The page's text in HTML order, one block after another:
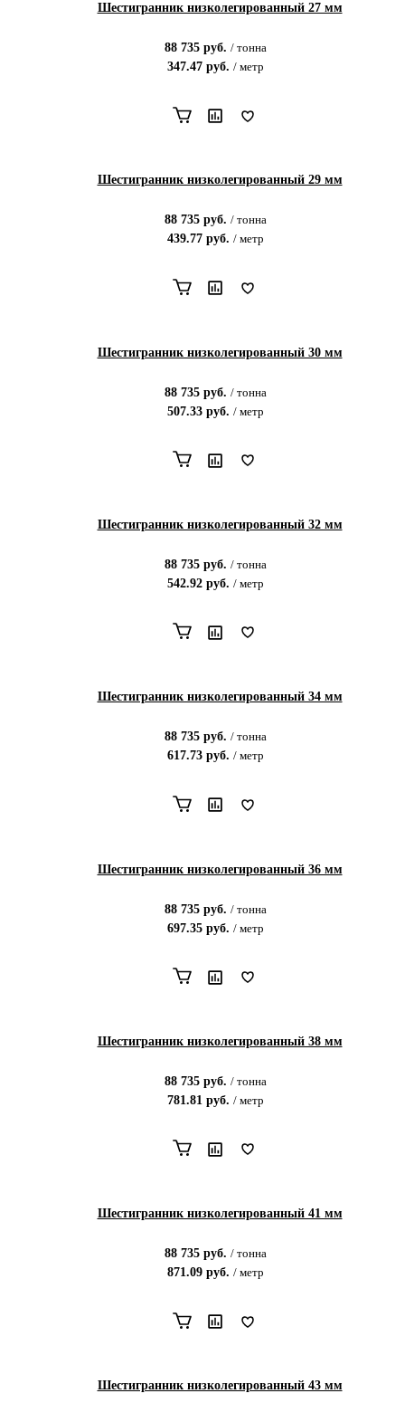
Шестигранник низколегированный 27 мм
88 735руб. / тонна
347.47руб. / метр
Шестигранник низколегированный 29 мм
88 735руб. / тонна
439.77руб. / метр
Шестигранник низколегированный 30 мм
88 735руб. / тонна
507.33руб. / метр
Шестигранник низколегированный 32 мм
88 735руб. / тонна
542.92руб. / метр
Шестигранник низколегированный 34 мм
88 735руб. / тонна
617.73руб. / метр
Шестигранник низколегированный 36 мм
88 735руб. / тонна
697.35руб. / метр
Шестигранник низколегированный 38 мм
88 735руб. / тонна
781.81 руб. / метр
Шестигранник низколегированный 41 мм
88 735руб. / тонна
871.09руб. / метр
Шестигранник низколегированный 43 мм